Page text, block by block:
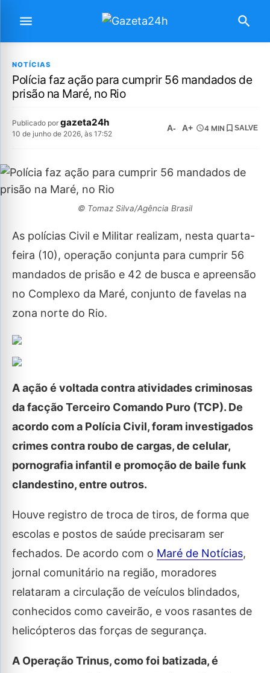
NOTÍCIAS
Polícia faz ação para cumprir 56 mandados de
prisão na Maré, no Rio
Publicado por gazeta24h
10 de junho de 2026, às 17:52
A- A+ 4 MIN SALVE
© Tomaz Silva/Agência Brasil
As polícias Civil e Militar realizam, nesta quarta-
feira (10), operação conjunta para cumprir 56
mandados de prisão e 42 de busca e apreensão
no Complexo da Maré, conjunto de favelas na
zona norte do Rio.
A ação é voltada contra atividades criminosas
da facção Terceiro Comando Puro (TCP). De
acordo com a Polícia Civil, foram investigados
crimes contra roubo de cargas, de celular,
pornografia infantil e promoção de baile funk
clandestino, entre outros.
Houve registro de troca de tiros, de forma que
escolas e postos de saúde precisaram ser
fechados. De acordo com o Maré de Notícias,
jornal comunitário na região, moradores
relataram a circulação de veículos blindados,
conhecidos como caveirão, e voos rasantes de
helicópteros das forças de segurança.
A Operação Trinus, como foi batizada, é